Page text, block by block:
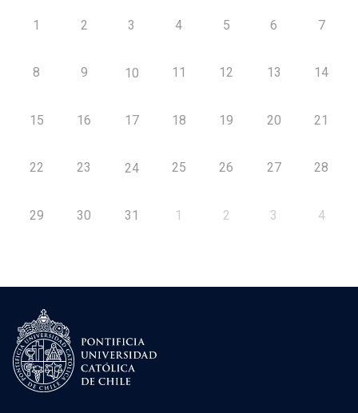
1 2 3 4 5 6 7
8 9 10 11 12 13 14
15 16 17 18 19 20 21
22 23 24 25 26 27 28
29 30 31 1 2 3 4